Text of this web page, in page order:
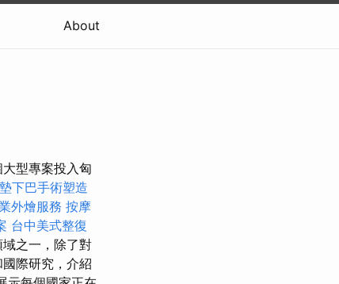
About
型專案投入匈
墊下巴手術塑造
外燴服務 按摩
台中美式整復
之一，除了對
際研究，介紹